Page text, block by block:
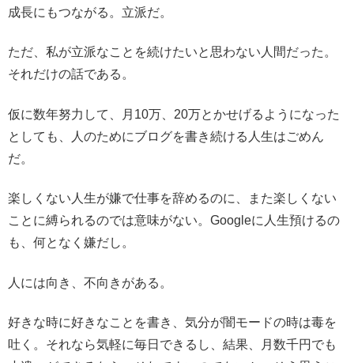
成長にもつながる。立派だ。
ただ、私が立派なことを続けたいと思わない人間だった。
それだけの話である。
仮に数年努力して、月10万、20万とかせげるようになった
としても、人のためにブログを書き続ける人生はごめん
だ。
楽しくない人生が嫌で仕事を辞めるのに、また楽しくない
ことに縛られるのでは意味がない。Googleに人生預けるの
も、何となく嫌だし。
人には向き、不向きがある。
好きな時に好きなことを書き、気分が闇モードの時は毒を
吐く。それなら気軽に毎日できるし、結果、月数千円でも